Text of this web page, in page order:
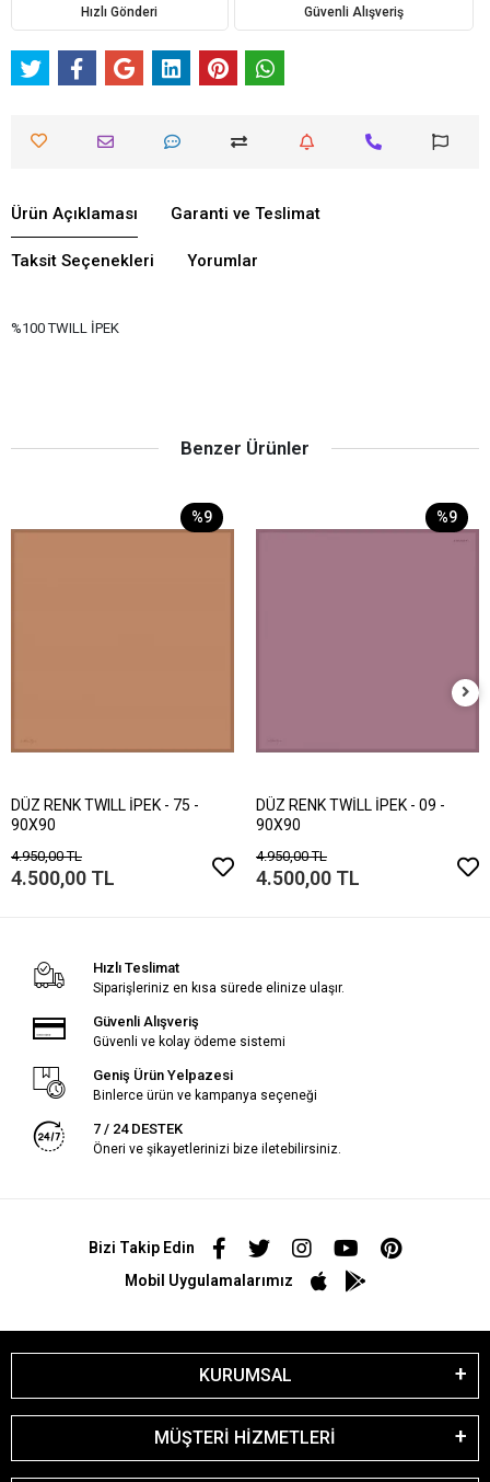
Hızlı Gönderi Güvenli Alışveriş
Ürün Açıklaması Garanti ve Teslimat
Taksit Seçenekleri Yorumlar
%100 TWILL İPEK
Benzer Ürünler
%9
DÜZ RENK TWILL İPEK - 75 -
90X90
4.950,00 TL
4.500,00 TL
%9
DÜZ RENK TWİLL İPEK - 09 -
90X90
4.950,00 TL
4.500,00 TL
Hızlı Teslimat
Siparişleriniz en kısa sürede elinize ulaşır.
Güvenli Alışveriş
Güvenli ve kolay ödeme sistemi
Geniş Ürün Yelpazesi
Binlerce ürün ve kampanya seçeneği
7 / 24 DESTEK
Öneri ve şikayetlerinizi bize iletebilirsiniz.
Bizi Takip Edin
Mobil Uygulamalarımız
KURUMSAL
MÜŞTERİ HİZMETLERİ